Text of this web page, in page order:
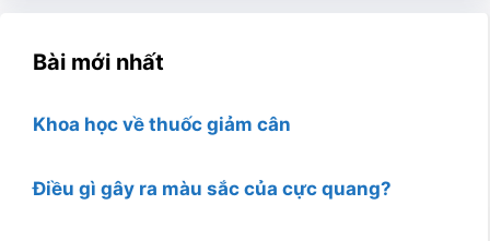
Bài mới nhất
Khoa học về thuốc giảm cân
Điều gì gây ra màu sắc của cực quang?